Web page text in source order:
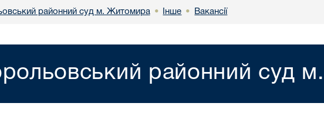
районний суд м. Житомира • Інше • Вакансії
районний суд